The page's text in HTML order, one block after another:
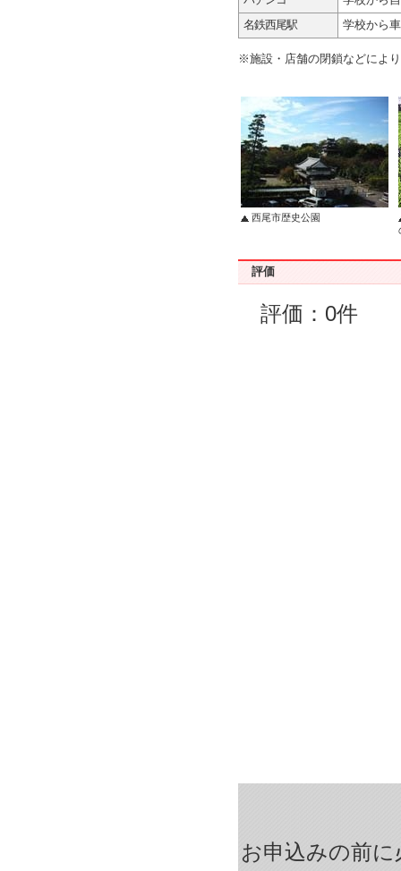
名鉄西尾駅
学校から
※施設・店舗の閉鎖などによ
西尾市歴史公園
評価
評価：0件
お申込みの前